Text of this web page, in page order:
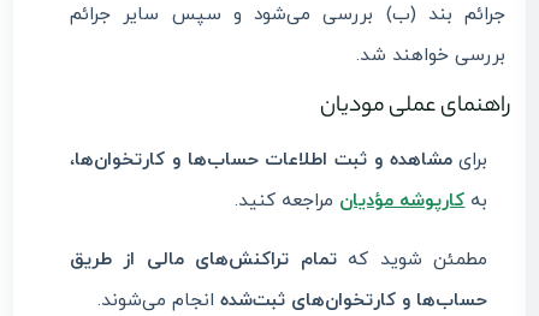
جرائم بند (ب) بررسی می‌شود و سپس سایر جرائم
بررسی خواهند شد.
راهنمای عملی مودیان
برایمشاهده و ثبت اطلاعات حساب‌ها و کارتخوان‌ها،
بهکارپوشه مؤدیان مراجعه کنید.
مطمئن شوید کهتمام تراکنش‌های مالی از طریق
حساب‌ها و کارتخوان‌های ثبت‌شدهانجام می‌شوند.